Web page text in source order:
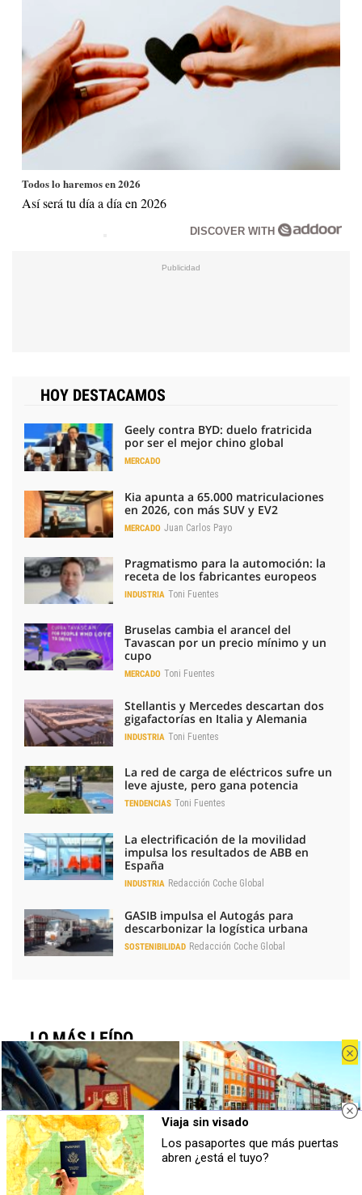
Todos lo haremos en 2026
Así será tu día a día en 2026
DISCOVER WITH
HOY DESTACAMOS
Geely contra BYD: duelo fratricida
por ser el mejor chino global
MERCADO
Kia apunta a 65.000 matriculaciones
en 2026, con más SUV y EV2
MERCADO Juan Carlos Payo
Pragmatismo para la automoción: la
receta de los fabricantes europeos
INDUSTRIA Toni Fuentes
Bruselas cambia el arancel del
Tavascan por un precio mínimo y un
cupo
MERCADO Toni Fuentes
Stellantis y Mercedes descartan dos
gigafactorías en Italia y Alemania
INDUSTRIA Toni Fuentes
La red de carga de eléctricos sufre un
leve ajuste, pero gana potencia
TENDENCIAS Toni Fuentes
La electrificación de la movilidad
impulsa los resultados de ABB en
España
INDUSTRIA Redacción Coche Global
GASIB impulsa el Autogás para
descarbonizar la logística urbana
SOSTENIBILIDAD Redacción Coche Global
LO MÁS LEÍDO
Geely contra BYD: duelo fratricida por ser
el mejor chino global
Kia apunta a 65.000 matriculaciones en
2026, con más SUV y EV2
Pragmatismo para la automoción: la
receta de los fabricantes europeos
Pasaportes que abren puertas
Los pasaportes más poderosos del
mundo, ¿está el tuyo?
¿De verdad hacen esto?
Costumbres que rompen todos los
Viaja sin visado
Los pasaportes que más puertas
abren ¿está el tuyo?